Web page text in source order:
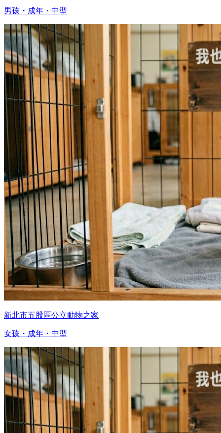
男孩・成年・中型
新北市五股區公立動物之家
女孩・成年・中型